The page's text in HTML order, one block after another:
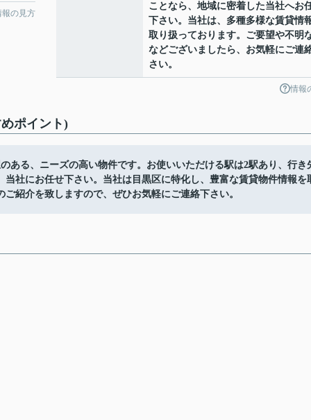
報の見方
ことなら、地域に密着した当社へお
下さい。当社は、多種多様な賃貸情
取り扱っております。ご要望や不明
などございましたら、お気軽にご連
さい。
情報
ポイント)
ある、ニーズの高い物件です。お使いいただける駅は2駅あり、行き
社にお任せ下さい。当社は目黒区に特化し、豊富な賃貸物件情報を
紹介を致しますので、ぜひお気軽にご連絡下さい。